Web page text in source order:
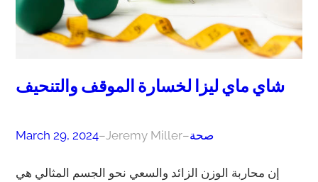
شاي ماي ليزا لخسارة الموقف والتنحيف
March 29, 2024–Jeremy Miller–صحة
إن محاربة الوزن الزائد والسعي نحو الجسم المثالي هي